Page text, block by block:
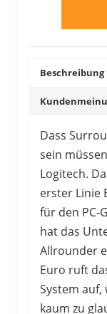
Beschreibung
Dass
sein
Logitech.
erster Linie
für den PC-
hat das
Allrounder
Euro ruft
System auf,
kaum zu